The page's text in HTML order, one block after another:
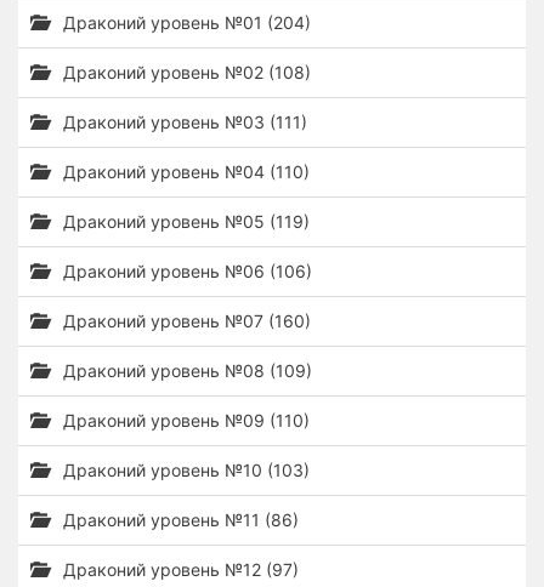
Драконий уровень №01 (204)
Драконий уровень №02 (108)
Драконий уровень №03 (111)
Драконий уровень №04 (110)
Драконий уровень №05 (119)
Драконий уровень №06 (106)
Драконий уровень №07 (160)
Драконий уровень №08 (109)
Драконий уровень №09 (110)
Драконий уровень №10 (103)
Драконий уровень №11 (86)
Драконий уровень №12 (97)